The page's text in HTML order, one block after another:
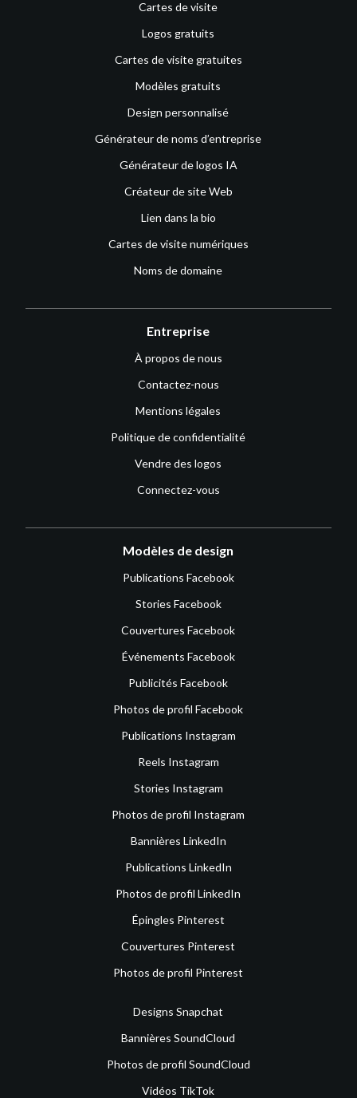
Cartes de visite
Logos gratuits
Cartes de visite gratuites
Modèles gratuits
Design personnalisé
Générateur de noms d’entreprise
Générateur de logos IA
Créateur de site Web
Lien dans la bio
Cartes de visite numériques
Noms de domaine
Entreprise
À propos de nous
Contactez-nous
Mentions légales
Politique de confidentialité
Vendre des logos
Connectez-vous
Modèles de design
Publications Facebook
Stories Facebook
Couvertures Facebook
Événements Facebook
Publicités Facebook
Photos de profil Facebook
Publications Instagram
Reels Instagram
Stories Instagram
Photos de profil Instagram
Bannières LinkedIn
Publications LinkedIn
Photos de profil LinkedIn
Épingles Pinterest
Couvertures Pinterest
Photos de profil Pinterest
Designs Snapchat
Bannières SoundCloud
Photos de profil SoundCloud
Vidéos TikTok